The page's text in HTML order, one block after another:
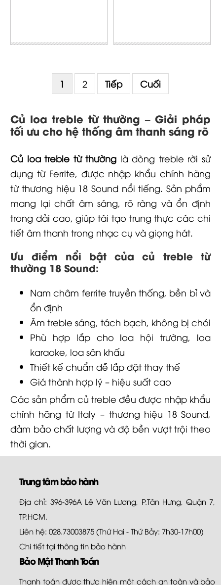
1 2 Tiếp Cuối
Củ loa treble từ thường – Giải pháp
tối ưu cho hệ thống âm thanh sáng rõ
Củ loa treble từ thường là dòng treble rời sử
dụng từ Ferrite, được nhập khẩu chính hãng
từ thương hiệu 18 Sound nổi tiếng. Sản phẩm
mang lại chất âm sáng, rõ ràng và ổn định
trong dải cao, giúp tái tạo trung thực các chi
tiết âm thanh trong nhạc cụ và giọng hát.
Ưu điểm nổi bật của củ treble từ
thường 18 Sound:
Nam châm ferrite truyền thống, bền bỉ và
ổn định
Âm treble sáng, tách bạch, không bị chói
Phù hợp lắp cho loa hội trường, loa
karaoke, loa sân khấu
Thiết kế chuẩn dễ lắp đặt thay thế
Giá thành hợp lý – hiệu suất cao
Các sản phẩm củ treble đều được nhập khẩu
chính hãng từ Italy – thương hiệu 18 Sound,
đảm bảo chất lượng và độ bền vượt trội theo
thời gian.
Trung tâm bảo hành
Địa chỉ: 396-396A Lê Văn Lương, P.Tân Hưng, Quận 7,
TP.HCM.
Liên hệ: 028.73003875 (Thứ Hai - Thứ Bảy: 7h30-17h00)
Chi tiết tại thông tin bảo hành
Bảo Mật Thanh Toán
Thanh toán được thực hiện một cách an toàn và bảo